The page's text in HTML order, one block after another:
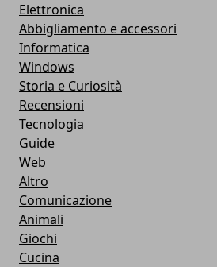
Elettronica
Abbigliamento e accessori
Informatica
Windows
Storia e Curiosità
Recensioni
Tecnologia
Guide
Web
Altro
Comunicazione
Animali
Giochi
Cucina